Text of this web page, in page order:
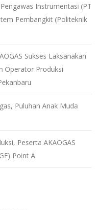
Instrumentasi (PT
Pembangkit (Politeknik
Sukses Laksanakan
Operator Produksi
Puluhan Anak Muda
Peserta AKAOGAS
Point A